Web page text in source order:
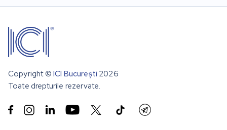
Copyright © ICI București 2026
Toate drepturile rezervate.
 